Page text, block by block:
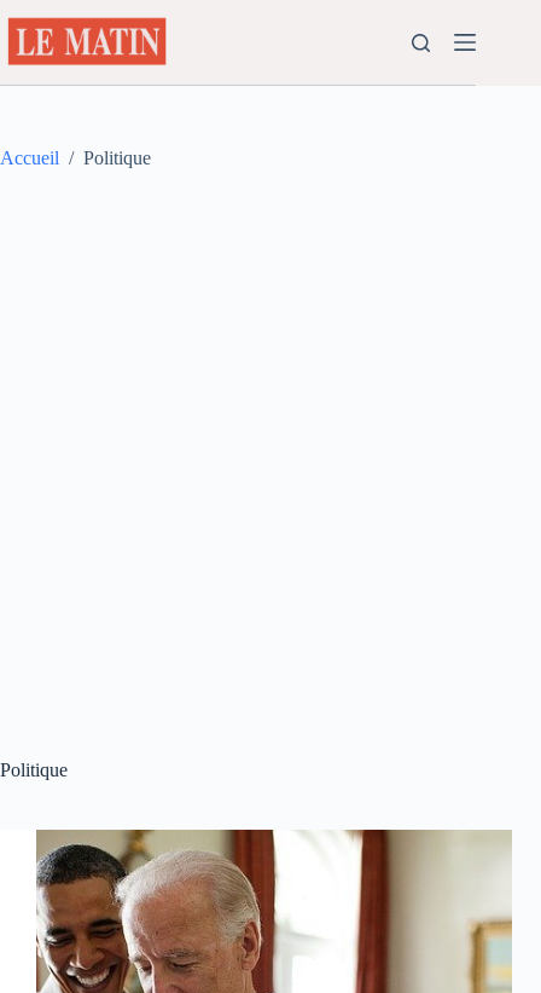
au
contenu
Accueil / Politique
Politique